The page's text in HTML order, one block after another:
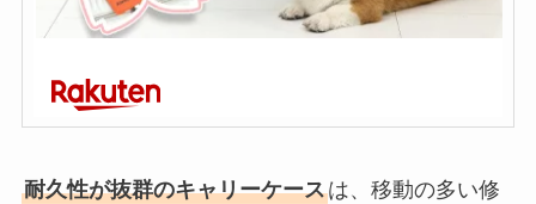
耐久性が抜群のキャリーケースは、移動の多い修